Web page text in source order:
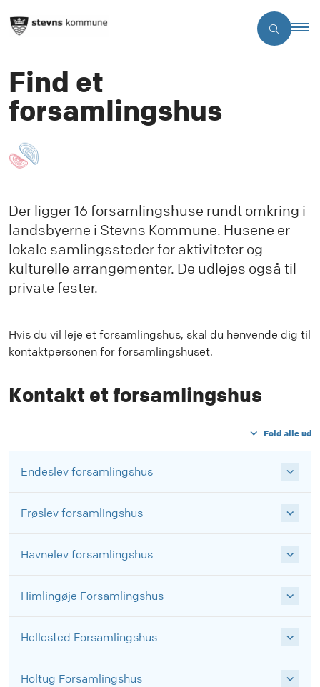
Find et
forsamlingshus
Der ligger 16 forsamlingshuse rundt omkring i
landsbyerne i Stevns Kommune. Husene er
lokale samlingssteder for aktiviteter og
kulturelle arrangementer. De udlejes også til
private fester.
Hvis du vil leje et forsamlingshus, skal du henvende dig til
kontaktpersonen for forsamlingshuset.
Kontakt et forsamlingshus
Fold alle ud
Endeslev forsamlingshus
Frøslev forsamlingshus
Havnelev forsamlingshus
Himlingøje Forsamlingshus
Hellested Forsamlingshus
Holtug Forsamlingshus